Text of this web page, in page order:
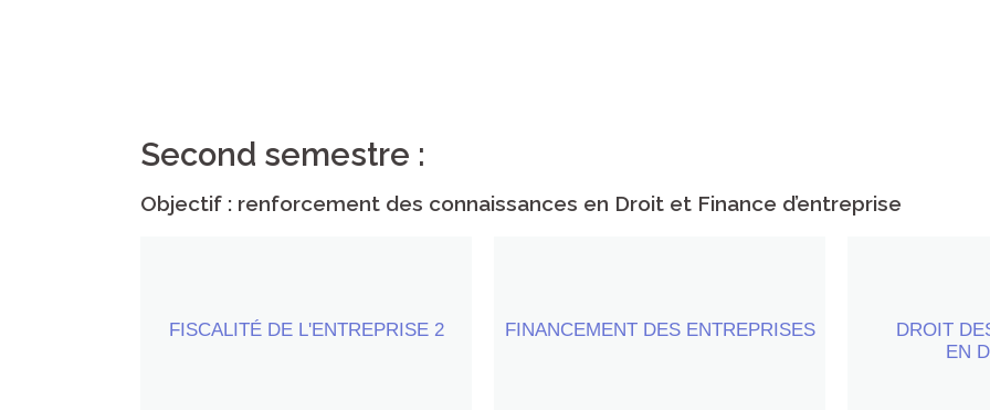
Second semestre :
Objectif : renforcement des connaissances en Droit et Finance d’entreprise
FISCALITÉ DE L'ENTREPRISE 2
30 heures par semestre (+15 heures
FINANCEMENT DES ENTREPRISES
30 heures par semestre (+ 15 heures
DROIT
EN
30